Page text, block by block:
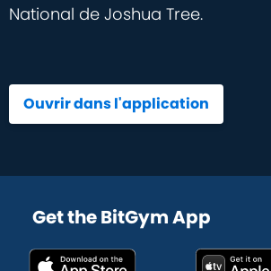
National de Joshua Tree.
Ouvrir dans l'application
Get the BitGym App